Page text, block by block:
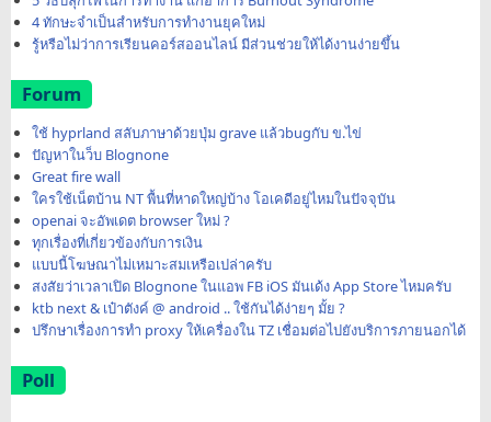
4 ทักษะจำเป็นสำหรับการทำงานยุคใหม่
รู้หรือไม่ว่าการเรียนคอร์สออนไลน์ มีส่วนช่วยให้ได้งานง่ายขึ้น
Forum
ใช้ hyprland สลับภาษาด้วยปุ่ม grave แล้วbugกับ ข.ไข่
ปัญหาในว็บ Blognone
Great fire wall
ใครใช้เน็ตบ้าน NT พื้นที่หาดใหญ่บ้าง โอเคดีอยู่ไหมในปัจจุบัน
openai จะอัพเดต browser ใหม่ ?
ทุกเรื่องที่เกี่ยวข้องกับการเงิน
แบบนี้โฆษณาไม่เหมาะสมเหรือเปล่าครับ
สงสัยว่าเวลาเปิด Blognone ในแอพ FB iOS มันเด้ง App Store ไหมครับ
ktb next & เป๋าตังค์ @ android .. ใช้กันได้ง่ายๆ มั้ย ?
ปรึกษาเรื่องการทำ proxy ให้เครื่องใน TZ เชื่อมต่อไปยังบริการภายนอกได้
Poll